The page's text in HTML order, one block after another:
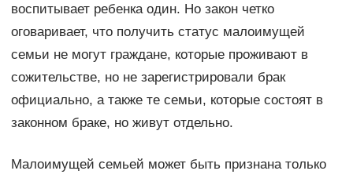
воспитывает ребенка один. Но закон четко
оговаривает, что получить статус малоимущей
семьи не могут граждане, которые проживают в
сожительстве, но не зарегистрировали брак
официально, а также те семьи, которые состоят в
законном браке, но живут отдельно.
Малоимущей семьей может быть признана только